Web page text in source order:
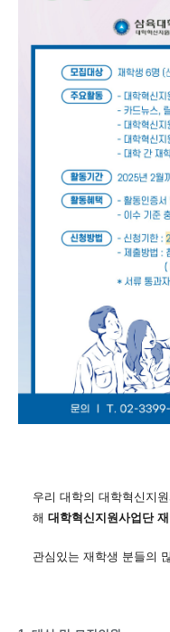
우리 대학의 대학혁신지
해 대학혁신지원사업단
관심있는 재학생 분들의